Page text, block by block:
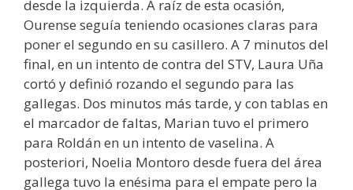
desde la izquierda. A raíz de esta ocasión,
Ourense seguía teniendo ocasiones claras para
poner el segundo en su casillero. A 7 minutos del
final, en un intento de contra del STV, Laura Uña
cortó y definió rozando el segundo para las
gallegas. Dos minutos más tarde, y con tablas en
el marcador de faltas, Marian tuvo el primero
para Roldán en un intento de vaselina. A
posteriori, Noelia Montoro desde fuera del área
gallega tuvo la enésima para el empate pero la